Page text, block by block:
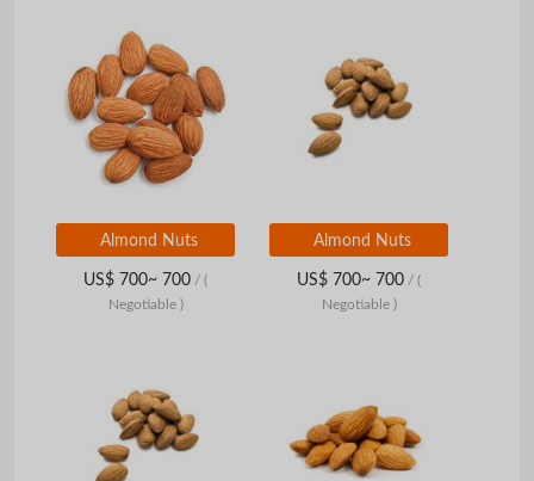
Almond Nuts
US$ 700~ 700 / (
Negotiable )
Almond Nuts
US$ 700~ 700 / (
Negotiable )